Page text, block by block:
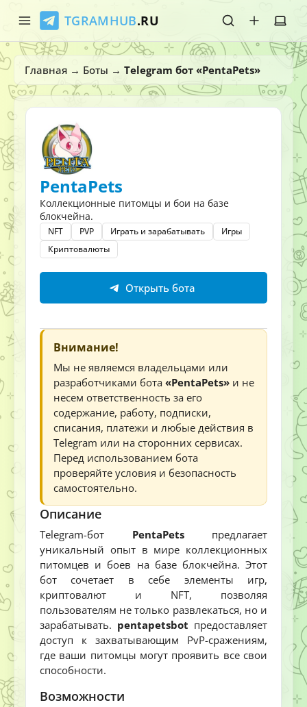
TGRAMHUB.RU
Главная
Стикеры
Главная → Боты → Telegram бот «PentaPets»
PentaPets
Коллекционные питомцы и бои на базе
блокчейна.
NFT PVP Играть и зарабатывать
Игры
Криптовалюты
Открыть бота
Внимание!
Мы не являемся владельцами или
разработчиками бота «PentaPets» и не
несем ответственность за его
содержание, работу, подписки,
списания, платежи и любые действия в
Telegram или на сторонних сервисах.
Перед использованием бота
проверяйте условия и безопасность
самостоятельно.
Описание
Telegram-бот PentaPetsпредлагает
уникальный опыт в мире коллекционных
питомцев и боев на базе блокчейна. Этот
бот сочетает в себе элементы игр,
криптовалют и NFT, позволяя
пользователям не только развлекаться, но и
зарабатывать. pentapetsbot предоставляет
доступ к захватывающим PvP-сражениям,
где ваши питомцы могут проявить все свои
способности.
Возможности